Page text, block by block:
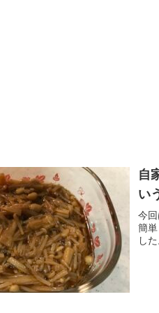
自
い
今
簡
し